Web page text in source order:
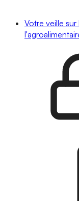
Votre veille